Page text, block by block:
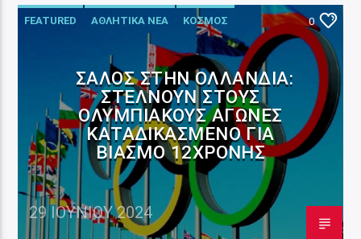
FEATURED ΑΘΛΗΤΙΚΑ ΝΕΑ ΚΟΣΜΟΣ 0
ΣΆΛΟΣ ΣΤΗΝ ΟΛΛΑΝΔΊΑ:
ΣΤΈΛΝΟΥΝ ΣΤΟΥΣ
ΟΛΥΜΠΙΑΚΟΎΣ ΑΓΏΝΕΣ
ΚΑΤΑΔΙΚΑΣΜΈΝΟ ΓΙΑ
ΒΙΑΣΜΌ 12ΧΡΟΝΗΣ
29 ΙΟΥΝΊΟΥ 2024